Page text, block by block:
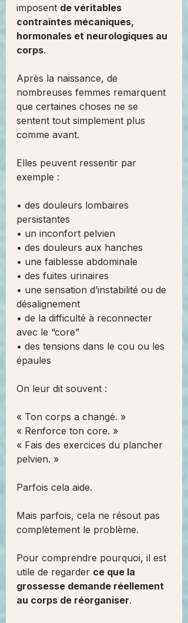
imposent de véritables
contraintes mécaniques,
hormonales et neurologiques au
corps.
Après la naissance, de
nombreuses femmes remarquent
que certaines choses ne se
sentent tout simplement plus
comme avant.
Elles peuvent ressentir par
exemple :
• des douleurs lombaires
persistantes
• un inconfort pelvien
• des douleurs aux hanches
• une faiblesse abdominale
• des fuites urinaires
• une sensation d’instabilité ou de
désalignement
• de la difficulté à reconnecter
avec le “core”
• des tensions dans le cou ou les
épaules
On leur dit souvent :
« Ton corps a changé. »
« Renforce ton core. »
« Fais des exercices du plancher
pelvien. »
Parfois cela aide.
Mais parfois, cela ne résout pas
complètement le problème.
Pour comprendre pourquoi, il est
utile de regarder ce que la
grossesse demande réellement
au corps de réorganiser.